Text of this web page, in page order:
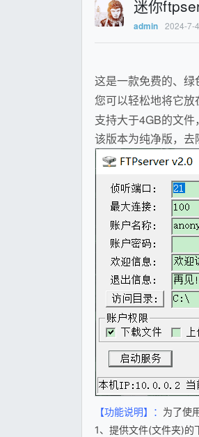
迷你
admin 2024-7-4
这是一款免费的、绿
您可以轻松地将它放
支持大于4GB的文件
该版本为纯净版，去
【功能说明】： 为了使
1、提供文件(文件夹)的